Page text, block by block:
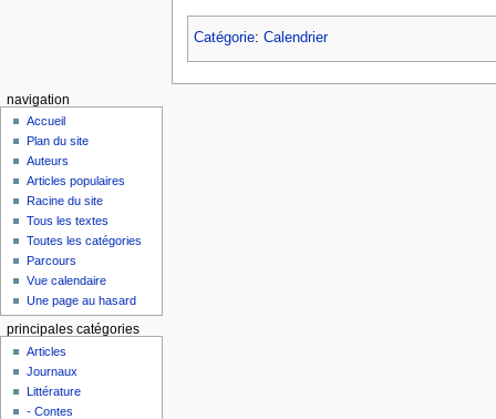
Catégorie: Calendrier
navigation
Accueil
Plan du site
Auteurs
Articles populaires
Racine du site
Tous les textes
Toutes les catégories
Parcours
Vue calendaire
Une page au hasard
principales catégories
Articles
Journaux
Littérature
- Contes